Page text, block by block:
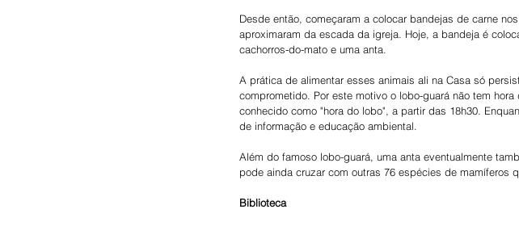
Desde então, começaram a colocar bandejas de carne
aproximaram da escada da igreja. Hoje, a bandeja é
cachorros-do-mato e uma anta.
A prática de alimentar esses animais ali na Casa só
comprometido. Por este motivo o lobo-guará não tem
conhecido como "hora do lobo", a partir das 18h30.
de informação e educação ambiental.
Além do famoso lobo-guará, uma anta eventualmente
pode ainda cruzar com outras 76 espécies de mamíferos
Biblioteca